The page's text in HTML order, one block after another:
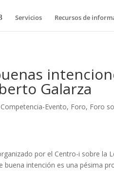
Servicios Recursos de
Galarza
Competencia-Evento, Foro, Foro
por el Centro-i sobre la
buena intención es una pésima